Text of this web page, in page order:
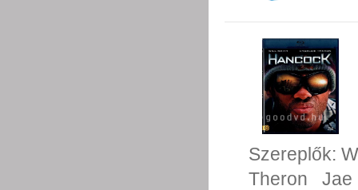
Szereplők:
Theron
Jae